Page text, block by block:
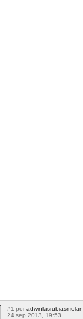
#1 por adwinlasrubiasmolan
24 sep 2013, 19:53